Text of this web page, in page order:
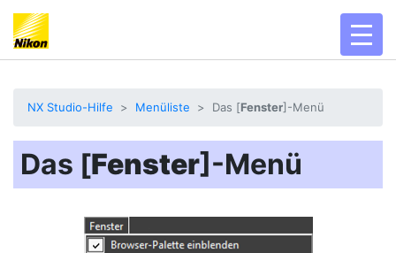
NX Studio-Hilfe Menüliste Das [Fenster]-Menü
Das [Fenster]-Menü